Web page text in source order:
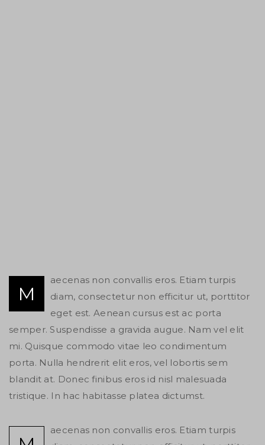
M
aecenas non convallis eros. Etiam turpis
diam, consectetur non efficitur ut, porttitor
eget est. Aenean cursus est ac porta
semper. Suspendisse a gravida augue. Nam vel elit
mi. Quisque commodo vitae leo condimentum
porta. Nulla hendrerit elit eros, vel lobortis sem
blandit at. Donec finibus eros id nisl malesuada
tristique. In hac habitasse platea dictumst.
aecenas non convallis eros. Etiam turpis